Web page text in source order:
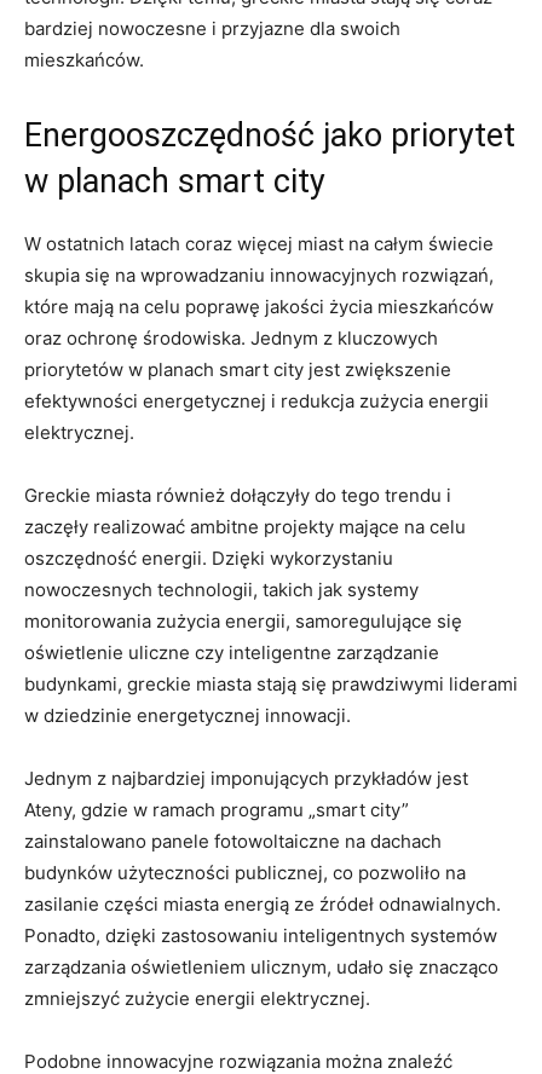
bardziej nowoczesne i przyjazne dla swoich
mieszkańców.
Energooszczędność jako priorytet
w planach smart city
W ostatnich latach coraz więcej miast na całym świecie
skupia się na wprowadzaniu innowacyjnych rozwiązań,
które mają na celu poprawę jakości życia mieszkańców
oraz ochronę środowiska. Jednym z kluczowych
priorytetów w planach smart city jest zwiększenie
efektywności energetycznej i redukcja zużycia energii
elektrycznej.
Greckie miasta również dołączyły do tego trendu i
zaczęły realizować ambitne projekty mające na celu
oszczędność energii. Dzięki wykorzystaniu
nowoczesnych technologii, takich jak systemy
monitorowania zużycia energii, samoregulujące się
oświetlenie uliczne czy inteligentne zarządzanie
budynkami, greckie miasta stają się prawdziwymi liderami
w dziedzinie energetycznej innowacji.
Jednym z najbardziej imponujących przykładów jest
Ateny, gdzie w ramach programu „smart city”
zainstalowano panele fotowoltaiczne na dachach
budynków użyteczności publicznej, co pozwoliło na
zasilanie części miasta energią ze źródeł odnawialnych.
Ponadto, dzięki zastosowaniu inteligentnych systemów
zarządzania oświetleniem ulicznym, udało się znacząco
zmniejszyć zużycie energii elektrycznej.
Podobne innowacyjne rozwiązania można znaleźć